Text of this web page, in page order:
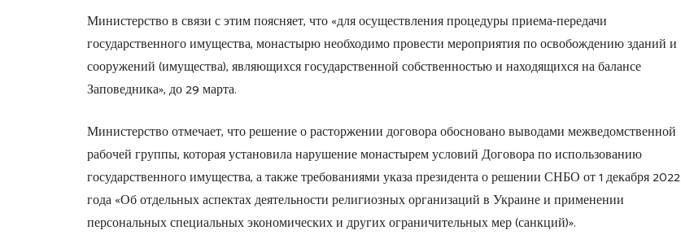
Министерство в связи с этим поясняет, что «для осуществления процедуры приема-передачи
государственного имущества, монастырю необходимо провести мероприятия по освобождению зданий и
сооружений (имущества), являющихся государственной собственностью и находящихся на балансе
Заповедника», до 29 марта.
Министерство отмечает, что решение о расторжении договора обосновано выводами межведомственной
рабочей группы, которая установила нарушение монастырем условий Договора по использованию
государственного имущества, а также требованиями указа президента о решении СНБО от 1 декабря 2022
года «Об отдельных аспектах деятельности религиозных организаций в Украине и применении
персональных специальных экономических и других ограничительных мер (санкций)».